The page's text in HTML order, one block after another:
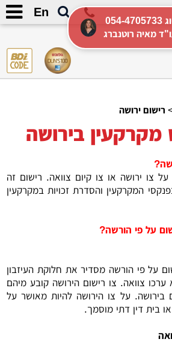
En
רישום ירושה
בירושה
צו ירושה או צו קיום צוואה. רישום זה
המקרקעין והסדרת זכויות במקרקעין
על פי הורשה?
על פי הורשה מסדיר את חלוקת העיזבון
צוואה. צו רישום הירושה קובע מיהם
בירושה. על צו הירושה להיות מאושר על
או בית דין דתי מוסמך.
054-4705733 חיוג
מאיה רוטנברג